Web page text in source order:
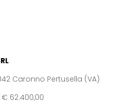
Caronno Pertusella (VA)
€ 62.400,00